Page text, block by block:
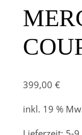
399,00 €
inkl. 19 %